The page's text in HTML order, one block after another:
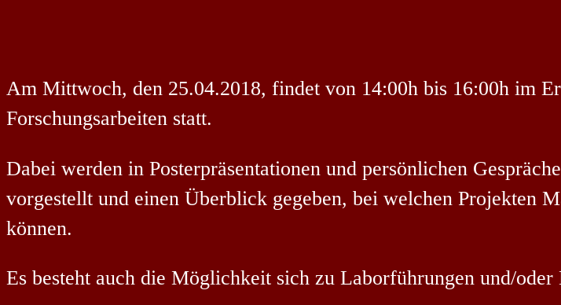
Am Mittwoch, den 25.04.2018, findet von 14:00h bis 16:00h im
Forschungsarbeiten statt.
Dabei werden in Posterpräsentationen und persönlichen
vorgestellt und einen Überblick gegeben, bei welchen Projekten
können.
Es besteht auch die Möglichkeit sich zu Laborführungen und/